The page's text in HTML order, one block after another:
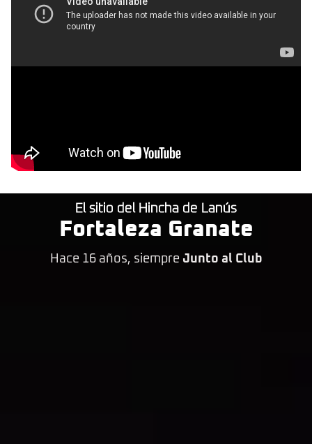
El sitio del Hincha de Lanús
Fortaleza Granate
Hace 16 años, siempre Junto al Club